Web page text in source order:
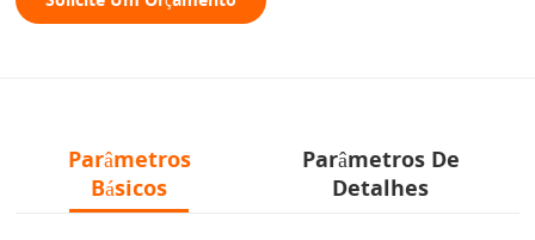
Parâmetros
Básicos
Parâmetros De
Detalhes